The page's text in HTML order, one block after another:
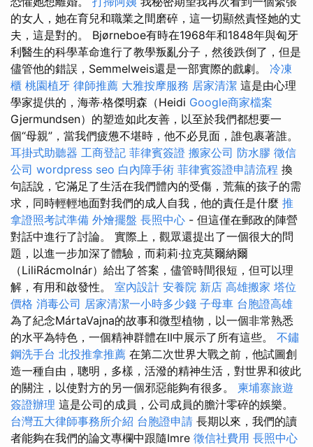
的女人，她在育兒和職業之間磨碎，這一切顯然責怪她的丈
夫，這是對的。 Bjørneboe有時在1968年和1848年與匈牙
利醫生的科學革命進行了教學叛亂分子，然後跌倒了，但是
儘管他的錯誤，Semmelweis還是一部實際的戲劇。 冷凍
櫃 桃園植牙 律師推薦 大雅按摩服務 居家清潔 這是由心理
學家提供的，海蒂·格傑明森（Heidi Google商家檔案
Gjermundsen）的塑造如此友善，以至於我們都想要一
個“母親”，當我們疲憊不堪時，他不必見面，誰包裹著誰。
耳掛式助聽器 工商登記 菲律賓簽證 搬家公司 防水膠 徵信
公司 wordpress seo 白內障手術 菲律賓簽證申請流程 換
句話說，它滿足了生活在我們體內的受傷，荒蕪的孩子的需
求，同時輕輕地面對我們的成人自我，他的責任是什麼 推
拿證照考試準備 外燴擺盤 長照中心 - 但這僅在郵政的陣營
對話中進行了討論。 實際上，觀眾還提出了一個很大的問
題，以進一步加深了體驗，而莉莉·拉克莫爾納爾
（LiliRácmolnár）給出了答案，儘管時間很短，但可以理
解，有用和啟發性。 室內設計 安養院 新店 高雄搬家 塔位
價格 消毒公司 居家清潔一小時多少錢 子母車 台胞證高雄
為了紀念MártaVajna的故事和微型植物，以一個非常熟悉
的水平為特色，一個精神群體在II中展示了所有這些。 不鏽
鋼洗手台 北投推拿推薦 在第二次世界大戰之前，他試圖創
造一種自由，聰明，多樣，活潑的精神生活，對世界和彼此
的關注，以使對方的另一個邪惡能夠有很多。 柬埔寨旅遊
簽證辦理 這是公司的成員，公司成員的膽汁零碎的娛樂。
台灣五大律師事務所介紹 台胞證申請 長期以來，我們的讀
者能夠在我們的論文專欄中跟隨Imre 徵信社費用 長照中心